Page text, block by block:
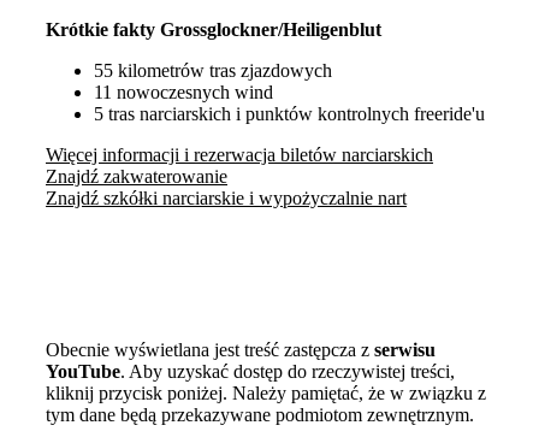
Krótkie fakty Grossglockner/Heiligenblut
55 kilometrów tras zjazdowych
11 nowoczesnych wind
5 tras narciarskich i punktów kontrolnych freeride'u
Więcej informacji i rezerwacja biletów narciarskich
Znajdź zakwaterowanie
Znajdź szkółki narciarskie i wypożyczalnie nart
Obecnie wyświetlana jest treść zastępcza z serwisu
YouTube. Aby uzyskać dostęp do rzeczywistej treści,
kliknij przycisk poniżej. Należy pamiętać, że w związku z
tym dane będą przekazywane podmiotom zewnętrznym.